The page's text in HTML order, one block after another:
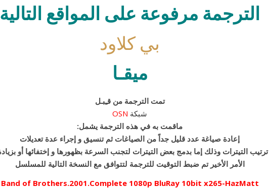
الترجمة مرفوعة على المواقع التالية
بي كلاود
ميقـا
تمت الترجمة من قـِبـل
OSN شبكة
:ماقمت به في هذه الترجمة يشمل
إعادة صياغة عدد قليل جداً من الصياغات ثم تنسيق و إجراء عدة تعديلات
الأمر الأخير تم ضبط التوقيت للترجمة لتتوافق مع النسخة التالية للمسلسل
Band of Brothers.2001.Complete 1080p BluRay 10bit x265-HazMatt